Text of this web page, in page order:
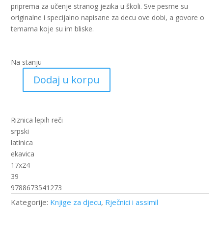
priprema za učenje stranog jezika u školi. Sve pesme su
originalne i specijalno napisane za decu ove dobi, a govore o
temama koje su im bliske.
Na stanju
Španski
količina
Dodaj u korpu
Riznica lepih reči
srpski
latinica
ekavica
17x24
39
9788673541273
Kategorije: Knjige za djecu, Rječnici i assimil